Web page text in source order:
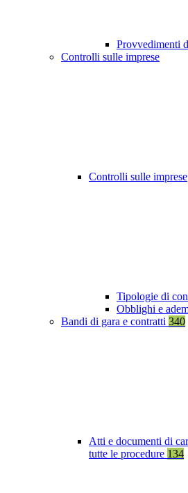
Provvedimenti
Controlli sulle imprese
Controlli sulle imprese
Tipologie di
Obblighi e
Bandi di gara e contratti 340
Atti e documenti di
tutte le procedure 134